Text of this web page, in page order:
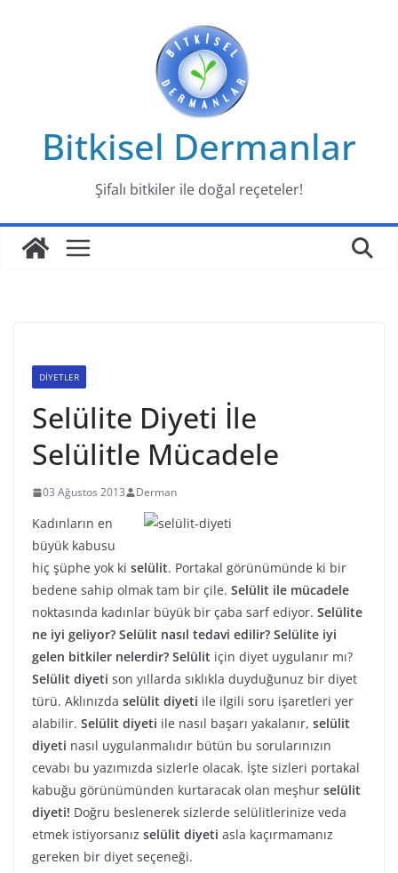
Bitkisel Dermanlar
Şifalı bitkiler ile doğal reçeteler!
DİYETLER
Selülite Diyeti İle
Selülitle Mücadele
03 Ağustos 2013 Derman
Kadınların en
büyük kabusu
hiç şüphe yok ki selülit. Portakal görünümünde ki bir
bedene sahip olmak tam bir çile. Selülit ile mücadele
noktasında kadınlar büyük bir çaba sarf ediyor. Selülite
ne iyi geliyor? Selülit nasıl tedavi edilir? Selülite iyi
gelen bitkiler nelerdir? Selülit için diyet uygulanır mı?
Selülit diyeti son yıllarda sıklıkla duyduğunuz bir diyet
türü. Aklınızda selülit diyeti ile ilgili soru işaretleri yer
alabilir. Selülit diyeti ile nasıl başarı yakalanır, selülit
diyeti nasıl uygulanmalıdır bütün bu sorularınızın
cevabı bu yazımızda sizlerle olacak. İşte sizleri portakal
kabuğu görünümünden kurtaracak olan meşhur selülit
diyeti! Doğru beslenerek sizlerde selülitlerinize veda
etmek istiyorsanız selülit diyeti asla kaçırmamanız
gereken bir diyet seçeneği.